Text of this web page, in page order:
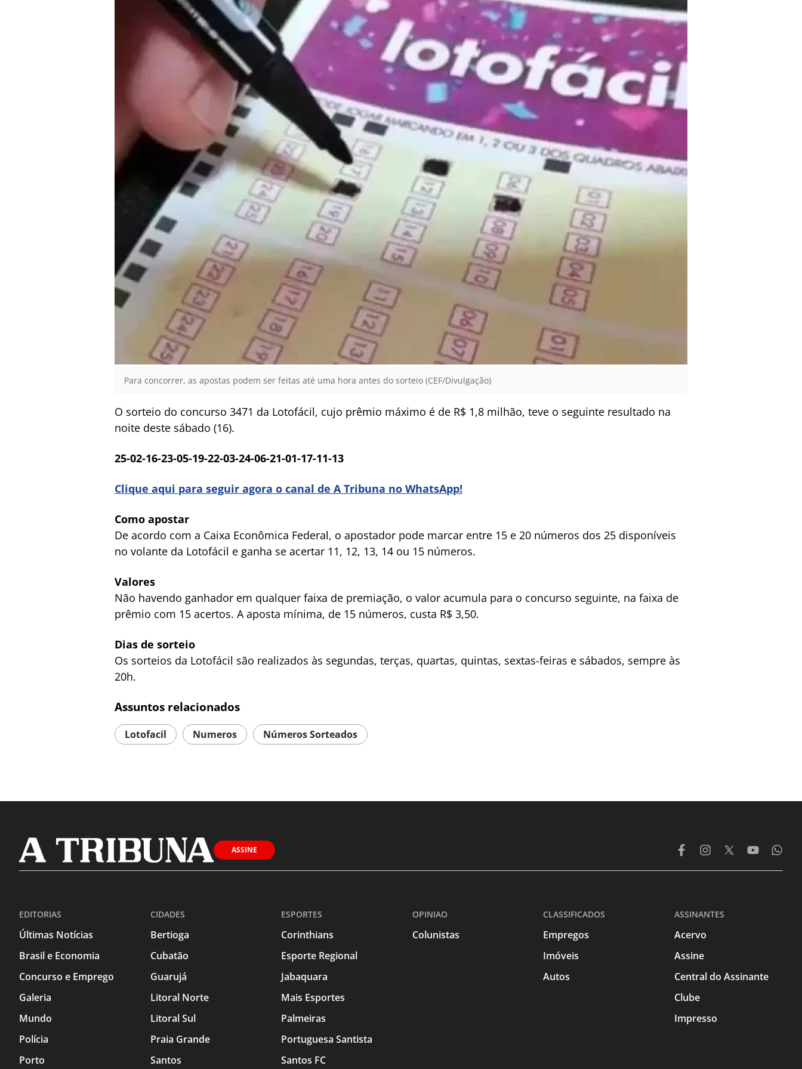
Para concorrer, as apostas podem ser feitas até uma hora antes do sorteio (CEF/Divulgação)
O sorteio do concurso 3471 da Lotofácil, cujo prêmio máximo é de R$ 1,8 milhão, teve o seguinte resultado na
noite deste sábado (16).
25-02-16-23-05-19-22-03-24-06-21-01-17-11-13
Clique aqui para seguir agora o canal de A Tribuna no WhatsApp!
Como apostar
De acordo com a Caixa Econômica Federal, o apostador pode marcar entre 15 e 20 números dos 25 disponíveis
no volante da Lotofácil e ganha se acertar 11, 12, 13, 14 ou 15 números.
Valores
Não havendo ganhador em qualquer faixa de premiação, o valor acumula para o concurso seguinte, na faixa de
prêmio com 15 acertos. A aposta mínima, de 15 números, custa R$ 3,50.
Dias de sorteio
Os sorteios da Lotofácil são realizados às segundas, terças, quartas, quintas, sextas-feiras e sábados, sempre às
20h.
Assuntos relacionados
Lotofacil Numeros Números Sorteados
ASSINE
EDITORIAS
Últimas Notícias
Brasil e Economia
Concurso e Emprego
Galeria
Mundo
Polícia
Porto
CIDADES
Bertioga
Cubatão
Guarujá
Litoral Norte
Litoral Sul
Praia Grande
Santos
ESPORTES
Corinthians
Esporte Regional
Jabaquara
Mais Esportes
Palmeiras
Portuguesa Santista
Santos FC
OPINIAO
Colunistas
CLASSIFICADOS
Empregos
Imóveis
Autos
ASSINANTES
Acervo
Assine
Central do Assinante
Clube
Impresso